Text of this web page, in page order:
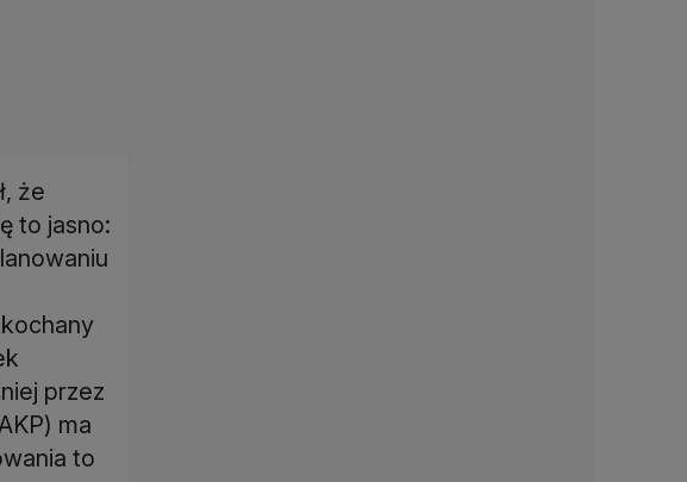
że
to jasno:
przez
ma
to